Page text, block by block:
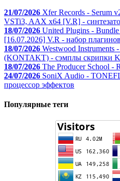
21/07/2026 Xfer Records - Serum
VSTi3, AAX x64 [V.R] -
18/07/2026 United Plugins -
[16.07.2026] V.R - набор плагинов
18/07/2026 Westwood Instruments
(KONTAKT) - сэмплы скрипки
18/07/2026 The Producer School -
24/07/2026 SoniX Audio -
процессор эффектов
Популярные теги